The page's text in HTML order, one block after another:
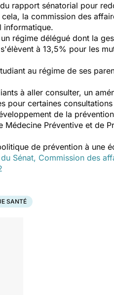
rapport sénatorial pour
la commission des
informatique.
régime délégué dont la
à 13,5% pour les
au régime de ses
à aller consulter, un
pour certaines
de la
Médecine Préventive et de
de prévention à une
Sénat, Commission des
SANTÉ